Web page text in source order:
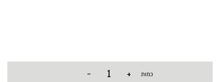
כמות +
-